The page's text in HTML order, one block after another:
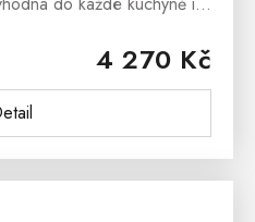
4 270 Kč